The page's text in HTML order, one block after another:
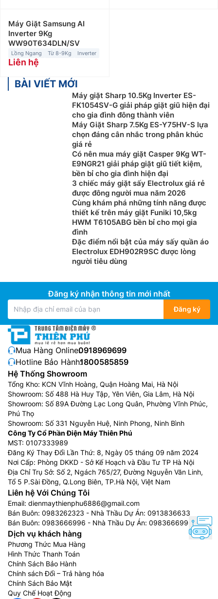
Máy Giặt Samsung AI
Inverter 9Kg
WW90T634DLN/SV
Lồng Ngang Từ 8-9Kg Inverter
Liên hệ
BÀI VIẾT MỚI
Máy giặt Sharp 10.5Kg Inverter ES-
FK1054SV-G giải pháp giặt giũ hiện đại
cho gia đình đông thành viên
Máy Giặt Sharp 7.5Kg ES-Y75HV-S lựa
chọn đáng cân nhắc trong phân khúc
giá rẻ
Có nên mua máy giặt Casper 9Kg WT-
E9NGR21 giải pháp giặt giũ tiết kiệm,
bền bỉ cho gia đình hiện đại
3 chiếc máy giặt sấy Electrolux giá rẻ
được đông người mua năm 2026
Cùng khám phá những tính năng được
thiết kế trên máy giặt Funiki 10,5kg
HWM T6105ABG bền bỉ cho mọi gia
đình
Đặc điểm nổi bật của máy sấy quần áo
Electrolux EDH902R9SC được lòng
người tiêu dùng
Đăng ký nhận thông tin mới nhất
Đăng ký
Mua Hàng Online:0918969699
Hotline Bảo Hành:1800585859
Hệ Thống Showroom
Tổng Kho: KCN Vĩnh Hoàng, Quận Hoàng Mai, Hà Nội
Showroom: Số 488 Hà Huy Tập, Yên Viên, Gia Lâm, Hà Nội
Showroom: Số 89A Đường Lạc Long Quân, Phường Vĩnh Phúc,
Phú Thọ
Showroom: Số 331 Nguyễn Huệ, Ninh Phong, Ninh Bình
Công Ty Cổ Phần Điện Máy Thiên Phú
MST: 0107333989
Đăng Ký Thay Đổi Lần Thứ: 8, Ngày 05 tháng 09 năm 2024
Nơi Cấp: Phòng DKKD - Sở Kế Hoạch và Đầu Tư TP Hà Nội
Địa Chỉ Trụ Sở: Số 2, Ngách 765/27, Đường Nguyễn Văn Linh,
Tổ 5 P.Sài Đồng, Q.Long Biên, TP.Hà Nội, Việt Nam
Liên hệ Với Chúng Tôi
Email: dienmaythienphu6886@gmail.com
Bán Buôn: 0983262323 - Nhà Thầu Dự Án: 0913836633
Bán Buôn: 0983666996 - Nhà Thầu Dự Án: 0983666996
Dịch vụ khách hàng
Phương Thức Mua Hàng
Hình Thức Thanh Toán
Chính Sách Bảo Hành
Chính sách Đổi – Trả hàng hóa
Chính Sách Bảo Mật
Quy Chế Hoạt Động